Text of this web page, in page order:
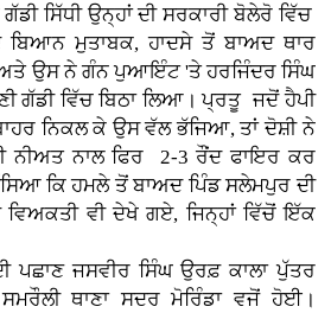
ਸਿੱਧੀ ਉਨ੍ਹਾਂ ਦੀ ਸਰਕਾਰੀ ਬੋਲੇਰੋ ਵਿੱਚ
ਬਿਆਨ ਮੁਤਾਬਕ, ਹਾਦਸੇ ਤੋਂ ਬਾਅਦ ਥਾਰ
ਅਤੇ ਉਸ ਨੇ ਗੰਨ ਪੁਆਇੰਟ 'ਤੇ ਹਰਜਿੰਦਰ ਸਿੰਘ
ਗੱਡੀ ਵਿੱਚ ਬਿਠਾ ਲਿਆ। ਪ੍ਰਤੂ ਜਦੋਂ ਹੈਪੀ
ਨਿਕਲ ਕੇ ਉਸ ਵੱਲ ਭੱਜਿਆ, ਤਾਂ ਦੋਸ਼ੀ ਨੇ
ਨੀਅਤ ਨਾਲ ਫਿਰ 2-3 ਰੌਂਦ ਫਾਇਰ ਕਰ
ਕਿ ਹਮਲੇ ਤੋਂ ਬਾਅਦ ਪਿੰਡ ਸਲੇਮਪੁਰ ਦੀ
ਵਿਅਕਤੀ ਵੀ ਦੇਖੇ ਗਏ, ਜਿਨ੍ਹਾਂ ਵਿੱਚੋਂ ਇੱਕ
ਪਛਾਣ ਜਸਵੀਰ ਸਿੰਘ ਉਰਫ਼ ਕਾਲਾ ਪੁੱਤਰ
ਥਾਣਾ ਸਦਰ ਮੋਰਿੰਡਾ ਵਜੋਂ ਹੋਈ।